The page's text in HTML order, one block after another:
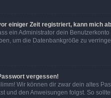
einiger Zeit registriert, kann mich
ein Administrator dein
um die Datenbankgröße zu
vergessen!
Wir können dir zwar dein altes
und den Anweisungen folgst. So